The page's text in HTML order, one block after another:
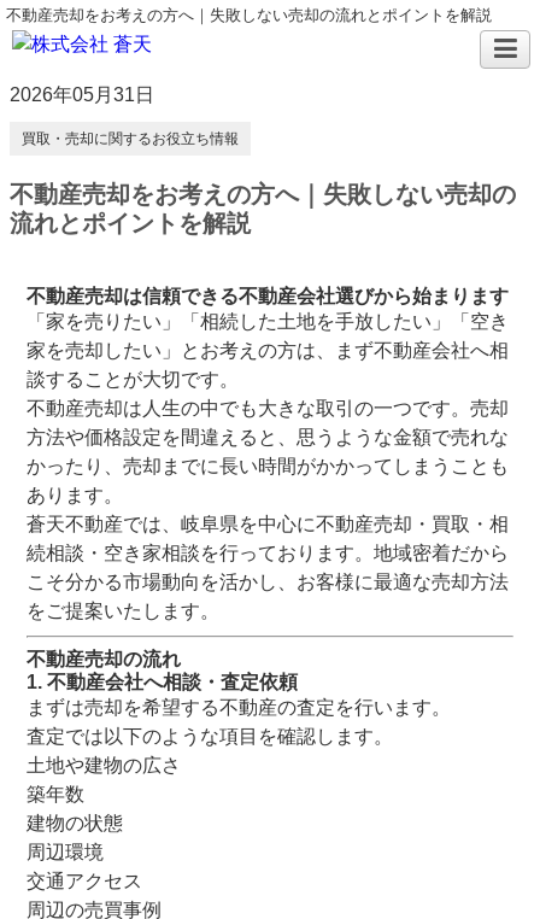
不動産売却をお考えの方へ｜失敗しない売却の流れとポイントを解説
2026年05月31日
買取・売却に関するお役立ち情報
不動産売却をお考えの方へ｜失敗しない売却の
流れとポイントを解説
不動産売却は信頼できる不動産会社選びから始まります
「家を売りたい」「相続した土地を手放したい」「空き
家を売却したい」とお考えの方は、まず不動産会社へ相
談することが大切です。
不動産売却は人生の中でも大きな取引の一つです。売却
方法や価格設定を間違えると、思うような金額で売れな
かったり、売却までに長い時間がかかってしまうことも
あります。
蒼天不動産では、岐阜県を中心に不動産売却・買取・相
続相談・空き家相談を行っております。地域密着だから
こそ分かる市場動向を活かし、お客様に最適な売却方法
をご提案いたします。
不動産売却の流れ
1. 不動産会社へ相談・査定依頼
まずは売却を希望する不動産の査定を行います。
査定では以下のような項目を確認します。
土地や建物の広さ
築年数
建物の状態
周辺環境
交通アクセス
周辺の売買事例